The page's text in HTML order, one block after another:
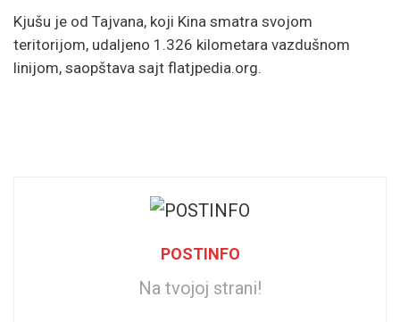
Kjušu je od Tajvana, koji Kina smatra svojom
teritorijom, udaljeno 1.326 kilometara vazdušnom
linijom, saopštava sajt flatjpedia.org.
POSTINFO
Na tvojoj strani!